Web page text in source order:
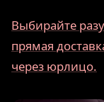
Выбирайте
прямая
через юрлицо.